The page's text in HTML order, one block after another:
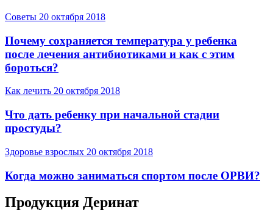
Советы 20 октября 2018
Почему сохраняется температура у ребенка
после лечения антибиотиками и как с этим
бороться?
Как лечить 20 октября 2018
Что дать ребенку при начальной стадии
простуды?
Здоровье взрослых 20 октября 2018
Когда можно заниматься спортом после ОРВИ?
Продукция Деринат